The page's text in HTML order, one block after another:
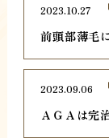
前頭部薄毛
2023.10.27
ＡＧＡは完
2023.09.06